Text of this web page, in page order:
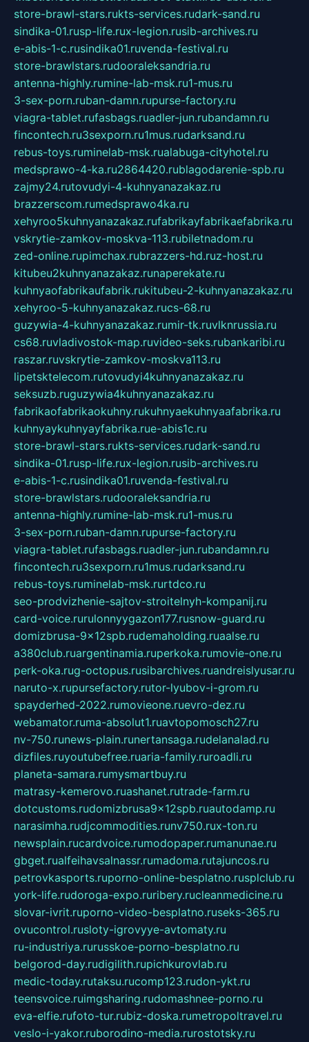
store-brawl-stars.rukts-services.rudark-sand.ru
sindika-01.rusp-life.rux-legion.rusib-archives.ru
e-abis-1-c.rusindika01.ruvenda-festival.ru
store-brawlstars.rudooraleksandria.ru
antenna-highly.rumine-lab-msk.ru1-mus.ru
3-sex-porn.ruban-damn.rupurse-factory.ru
viagra-tablet.rufasbags.ruadler-jun.rubandamn.ru
fincontech.ru3sexporn.ru1mus.rudarksand.ru
rebus-toys.ruminelab-msk.rualabuga-cityhotel.ru
medsprawo-4-ka.ru2864420.rublagodarenie-spb.ru
zajmy24.rutovudyi-4-kuhnyanazakaz.ru
brazzerscom.rumedsprawo4ka.ru
xehyroo5kuhnyanazakaz.rufabrikayfabrikaefabrika.ru
vskrytie-zamkov-moskva-113.rubiletnadom.ru
zed-online.rupimchax.rubrazzers-hd.ruz-host.ru
kitubeu2kuhnyanazakaz.runaperekate.ru
kuhnyaofabrikaufabrik.rukitubeu-2-kuhnyanazakaz.ru
xehyroo-5-kuhnyanazakaz.rucs-68.ru
guzywia-4-kuhnyanazakaz.rumir-tk.ruvlknrussia.ru
cs68.ruvladivostok-map.ruvideo-seks.rubankaribi.ru
raszar.ruvskrytie-zamkov-moskva113.ru
lipetsktelecom.rutovudyi4kuhnyanazakaz.ru
seksuzb.ruguzywia4kuhnyanazakaz.ru
fabrikaofabrikaokuhny.rukuhnyaekuhnyaafabrika.ru
kuhnyaykuhnyayfabrika.rue-abis1c.ru
store-brawl-stars.rukts-services.rudark-sand.ru
sindika-01.rusp-life.rux-legion.rusib-archives.ru
e-abis-1-c.rusindika01.ruvenda-festival.ru
store-brawlstars.rudooraleksandria.ru
antenna-highly.rumine-lab-msk.ru1-mus.ru
3-sex-porn.ruban-damn.rupurse-factory.ru
viagra-tablet.rufasbags.ruadler-jun.rubandamn.ru
fincontech.ru3sexporn.ru1mus.rudarksand.ru
rebus-toys.ruminelab-msk.rurtdco.ru
seo-prodvizhenie-sajtov-stroitelnyh-kompanij.ru
card-voice.rurulonnyygazon177.rusnow-guard.ru
domizbrusa-9x12spb.rudemaholding.ruaalse.ru
a380club.ruargentinamia.ruperkoka.rumovie-one.ru
perk-oka.rug-octopus.rusibarchives.ruandreislyusar.ru
naruto-x.rupursefactory.rutor-lyubov-i-grom.ru
spayderhed-2022.rumovieone.ruevro-dez.ru
webamator.ruma-absolut1.ruavtopomosch27.ru
nv-750.runews-plain.runertansaga.rudelanalad.ru
dizfiles.ruyoutubefree.ruaria-family.ruroadli.ru
planeta-samara.rumysmartbuy.ru
matrasy-kemerovo.ruashanet.rutrade-farm.ru
dotcustoms.rudomizbrusa9x12spb.ruautodamp.ru
narasimha.rudjcommodities.runv750.rux-ton.ru
newsplain.rucardvoice.rumodopaper.rumanunae.ru
gbget.rualfeihavsalnassr.rumadoma.rutajuncos.ru
petrovkasports.ruporno-online-besplatno.rusplclub.ru
york-life.rudoroga-expo.ruribery.rucleanmedicine.ru
slovar-ivrit.ruporno-video-besplatno.ruseks-365.ru
ovucontrol.rusloty-igrovyye-avtomaty.ru
ru-industriya.rurusskoe-porno-besplatno.ru
belgorod-day.rudigilith.rupichkurovlab.ru
medic-today.rutaksu.rucomp123.rudon-ykt.ru
teensvoice.ruimgsharing.rudomashnee-porno.ru
eva-elfie.rufoto-tur.rubiz-doska.rumetropoltravel.ru
veslo-i-yakor.ruborodino-media.rurostotsky.ru